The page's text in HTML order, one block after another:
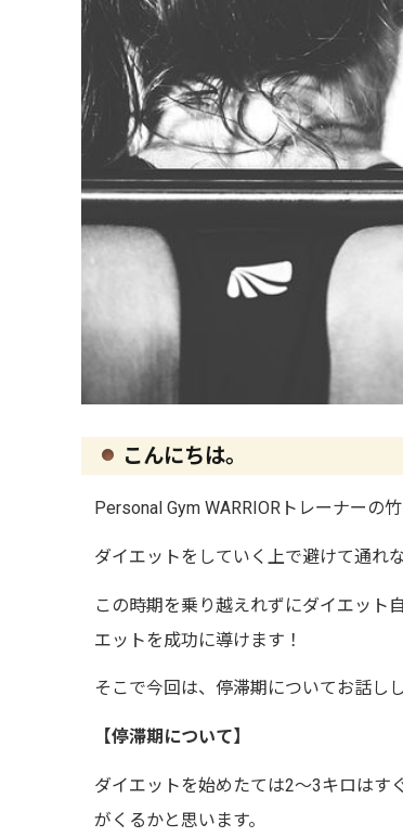
こんにちは。
Personal Gym WARRIOR トレーナーの竹
ダイエットをしていく上で避けて通れ
この時期を乗り越えれずにダイエット
エットを成功に導けます！
そこで今回は、停滞期についてお話し
【停滞期について】
ダイエットを始めたては2〜3キロはす
がくるかと思います。